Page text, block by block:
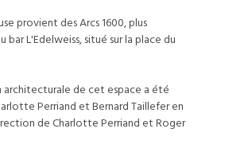
provient des Arcs 1600, plus
bar L'Edelweiss, situé sur la place du
de cet espace a été
Perriand et Bernard Taillefer en
de Charlotte Perriand et Roger